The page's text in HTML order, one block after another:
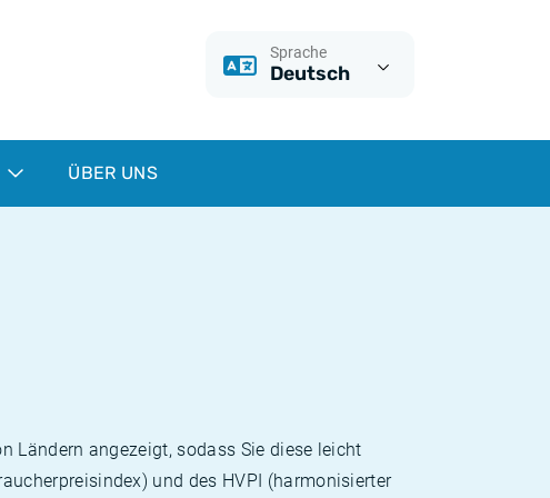
Sprache
Deutsch
ÜBER UNS
Ländern angezeigt, sodass Sie diese leicht
und des HVPI (harmonisierter